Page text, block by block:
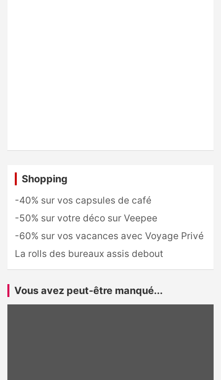
Shopping
-40% sur vos capsules de café
-50% sur votre déco sur Veepee
-60% sur vos vacances avec Voyage Privé
La rolls des bureaux assis debout
Vous avez peut-être manqué...